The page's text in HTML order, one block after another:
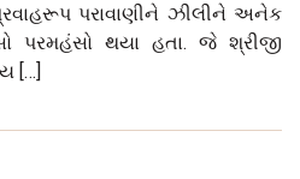
પરાવાણીને ઝીલીને અનેક
પરમહંસો થયા હતા. જે શ્રીજી
[…]